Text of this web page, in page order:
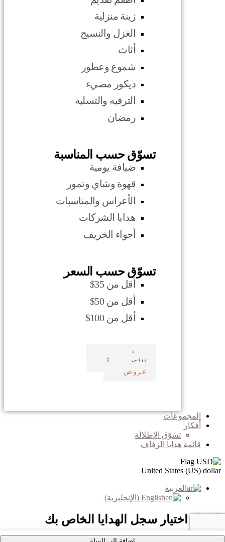
زينة منزلية
الغزل والنسيج
أثاث
شموع وعطور
ديكور مضيء
الترفيه والتسلية
رمضان
تسوّق حسب المناسبة
ضيافة يومية
قهوة وشاي وتمور
الأعراس والمناسبات
هدايا الشركات
أجواء الخريف
تسوّق حسب السعر
أقل من 35$
أقل من 50$
أقل من 100$
صدف بحري
الأكثر مبيعاً
عروض
المجموعات
أفكار
تسوّق الإطلالة
قائمة هدايا الزفاف
United States (US) dollar
العربية
English
( الإنجليزية)
الرجاء اختيار سجل الهدايا الخاص بك